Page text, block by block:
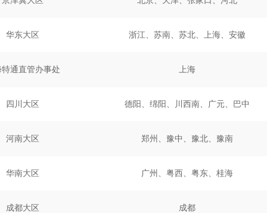
华东大区 浙江、苏南、苏北、上海、安徽
特通直管办事处 上海
四川大区 德阳、绵阳、川西南、广元、巴中
河南大区 郑州、豫中、豫北、豫南
华南大区 广州、粤西、粤东、桂海
成都大区 成都